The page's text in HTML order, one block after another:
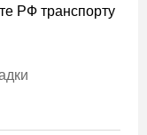
РФ транспорту